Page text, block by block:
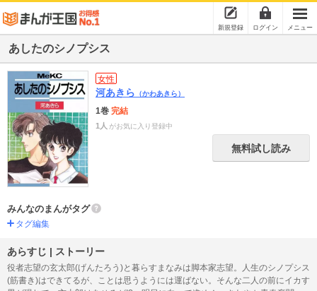
新規登録 ログイン メニュー
あしたのシノプシス
女性
河あきら （かわあきら）
1巻 完結
1人 がお気に入り登録中
無料試し読み
みんなのまんがタグ
タグ編集
あらすじ | ストーリー
役者志望の玄太郎(げんたろう)と暮らすまなみは脚本家志望。人生のシノプシス
(筋書き)はできてるが、ことは思うようには運ばない。そんな二人の前にイカす